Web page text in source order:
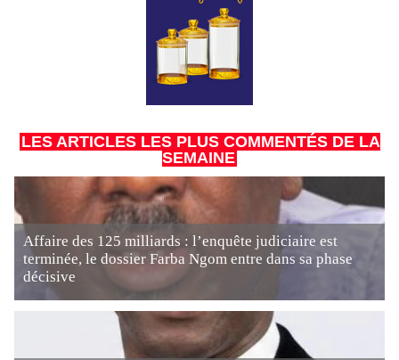
LES ARTICLES LES PLUS COMMENTÉS DE LA
SEMAINE
Affaire des 125 milliards : l’enquête judiciaire est
terminée, le dossier Farba Ngom entre dans sa phase
décisive